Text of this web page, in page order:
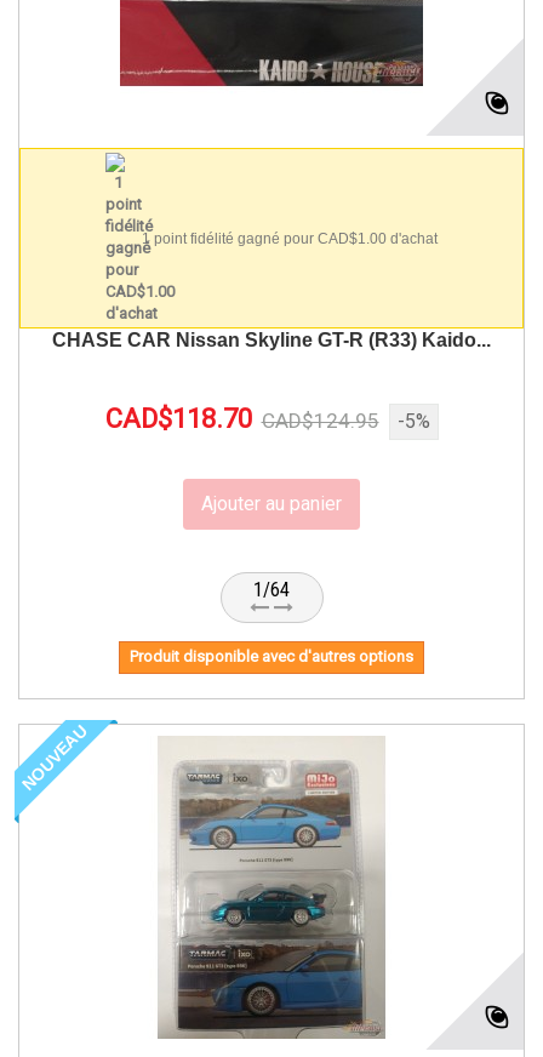
1 point fidélité gagné pour CAD$1.00 d'achat
CHASE CAR Nissan Skyline GT-R (R33) Kaido...
CAD$118.70 CAD$124.95 -5%
Ajouter au panier
1/64
Produit disponible avec d'autres options
NOUVEAU